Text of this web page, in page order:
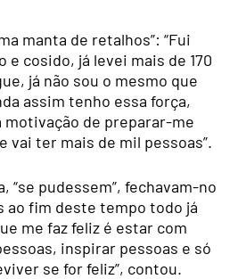
manta de retalhos”: “Fui
e cosido, já levei mais de 170
já não sou o mesmo que
assim tenho essa força,
motivação de preparar-me
vai ter mais de mil pessoas”.
“se pudessem”, fechavam-no
ao fim deste tempo todo já
me faz feliz é estar com
inspirar pessoas e só
se for feliz”, contou.